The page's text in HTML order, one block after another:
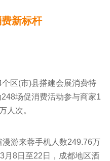
新标杆
个区(市)县搭建会展消费特
场促消费活动参与商家1
人次。
游来蓉手机人数249.76万
月8日至22日，成都地区酒